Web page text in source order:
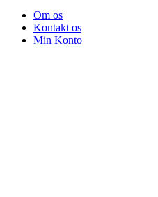
Om os
Kontakt os
Min Konto